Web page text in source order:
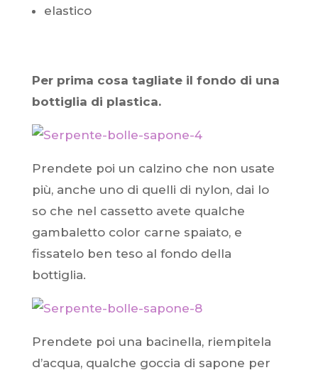
elastico
Per prima cosa tagliate il fondo di una
bottiglia di plastica.
Prendete poi un calzino che non usate
più, anche uno di quelli di nylon, dai lo
so che nel cassetto avete qualche
gambaletto color carne spaiato, e
fissatelo ben teso al fondo della
bottiglia.
Prendete poi una bacinella, riempitela
d’acqua, qualche goccia di sapone per